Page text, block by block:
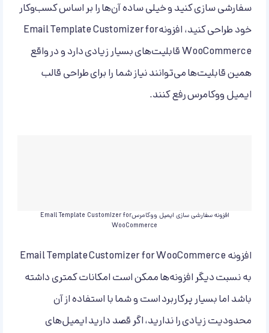
سفارشی سازی کنید و خیلی ساده آن‌ها را بر اساس کسب‌و‌کار
خود طراحی کنید، افزونهEmail Template Customizer for
WooCommerce قابلیت‌های بسیار زیادی دارد و در واقع
همین قابلیت‌ها می‌توانند نیاز شما را برای طراحی قالب
ایمیل ووکامرس رفع کنند.
افزونه سفارشی سازی ایمیل ووکامرسEmail Template Customizer for
WooCommerce
افزونه Email Template Customizer for WooCommerce
به نسبت دیگر افزونه‌ها ممکن است امکانات کمتری داشته
باشد اما بسیار پر‌کاربرد است و شما با استفاده از آن
محدودیت زیادی را ندارید، اگر قصد دارید ایمیل‌های